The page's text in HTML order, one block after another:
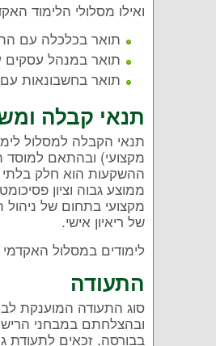
ואילו מסלולי הלימוד
תואר בכלכלה עם
תואר במנהל עסקים
תואר בחשבונאות
תנאי קבלה
תנאי הקבלה למסלול
מקצועי) ובהתאם
ההשקעות הוא חלק בלתי
ממוצע גבוה וציון
של ריאיון אישי.
לימודים במסלול
התעודה
סוג התעודה המוענקת
ובהצלחתם במבחני
בבורסה, זכאים לתעודת